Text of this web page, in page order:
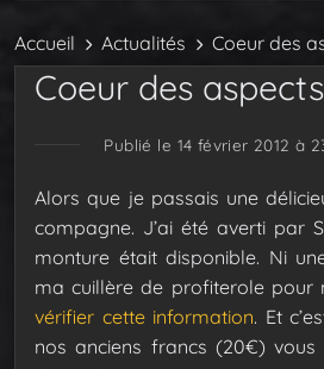
Accueil Actualités Coeur des
Coeur des aspects
Publié le 14 février 2012 à
Alors que je passais une
compagne. J’ai été averti par
monture était disponible. Ni
ma cuillère de profiterole pour
vérifier cette information. Et
nos anciens francs (20€)